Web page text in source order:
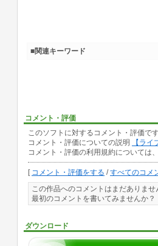
コメント・評価
このソフトに対するコメント・評価です
コメント・評価についての説明
【ライ
コメント・評価の利用規約については、
[ コメント・評価をする /すべてのコメ
この作品へのコメントはまだありませ
最初のコメントを書いてみませんか？
ダウンロード
■関連キーワード